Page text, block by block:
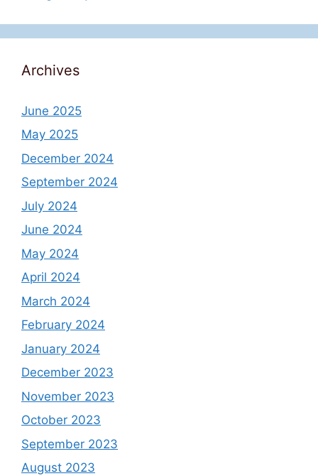
Archives
June 2025
May 2025
December 2024
September 2024
July 2024
June 2024
May 2024
April 2024
March 2024
February 2024
January 2024
December 2023
November 2023
October 2023
September 2023
August 2023